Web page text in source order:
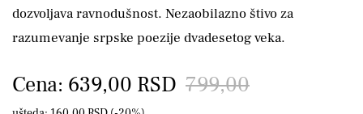
dozvoljava ravnodušnost. Nezaobilazno štivo za
razumevanje srpske poezije dvadesetog veka.
Cena: 639,00 RSD 799,00